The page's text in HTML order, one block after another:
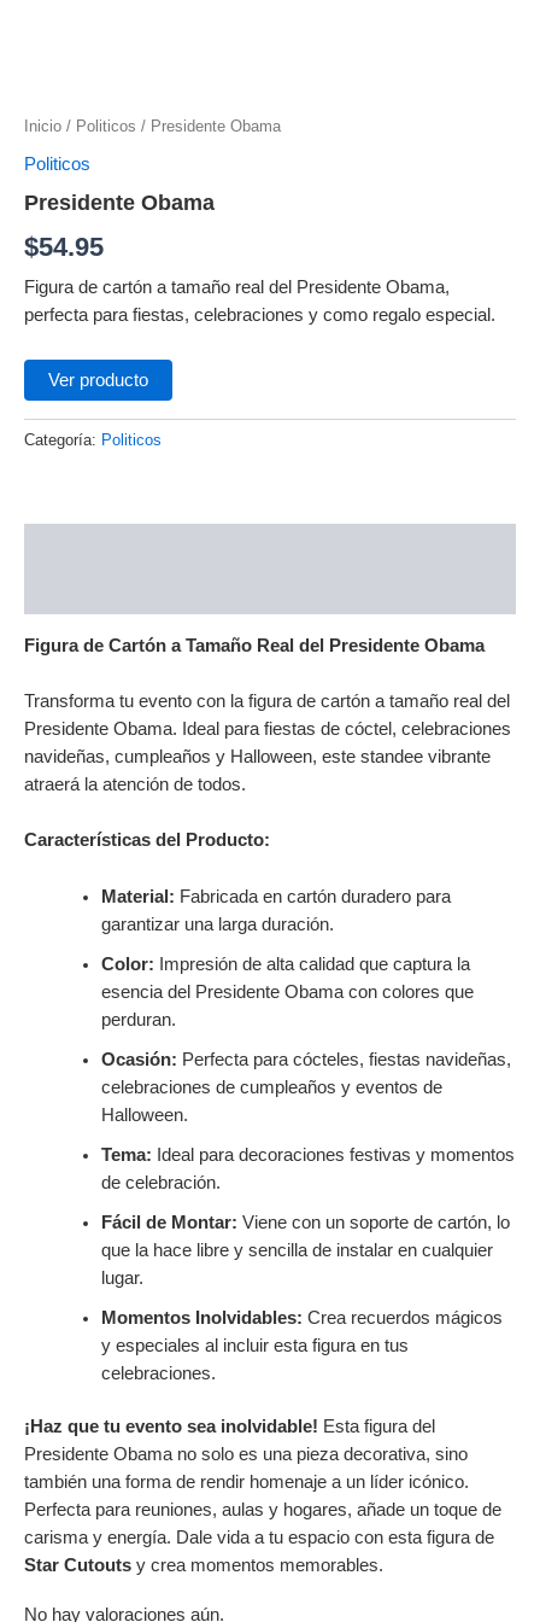
Inicio / Politicos / Presidente Obama
Politicos
Presidente Obama
$54.95
Figura de cartón a tamaño real del Presidente Obama,
perfecta para fiestas, celebraciones y como regalo especial.
Ver producto
Categoría: Politicos
Figura de Cartón a Tamaño Real del Presidente Obama
Transforma tu evento con la figura de cartón a tamaño real del
Presidente Obama. Ideal para fiestas de cóctel, celebraciones
navideñas, cumpleaños y Halloween, este standee vibrante
atraerá la atención de todos.
Características del Producto:
Material: Fabricada en cartón duradero para
garantizar una larga duración.
Color: Impresión de alta calidad que captura la
esencia del Presidente Obama con colores que
perduran.
Ocasión: Perfecta para cócteles, fiestas navideñas,
celebraciones de cumpleaños y eventos de
Halloween.
Tema: Ideal para decoraciones festivas y momentos
de celebración.
Fácil de Montar: Viene con un soporte de cartón, lo
que la hace libre y sencilla de instalar en cualquier
lugar.
Momentos Inolvidables: Crea recuerdos mágicos
y especiales al incluir esta figura en tus
celebraciones.
¡Haz que tu evento sea inolvidable! Esta figura del
Presidente Obama no solo es una pieza decorativa, sino
también una forma de rendir homenaje a un líder icónico.
Perfecta para reuniones, aulas y hogares, añade un toque de
carisma y energía. Dale vida a tu espacio con esta figura de
Star Cutouts y crea momentos memorables.
No hay valoraciones aún.